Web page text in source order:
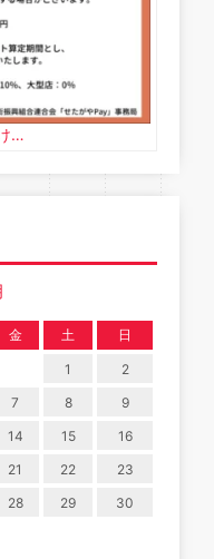
…
金 土 日
1
2
7 8
9
14 15
16
21 22
23
28 29
30